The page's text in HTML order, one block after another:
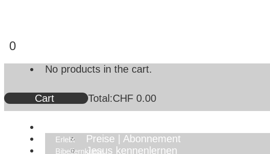
0
No products in the cart.
Cart Total:CHF 0.00
Preise | Abonnement
Erlebt
Jesus kennenlernen
Bibelfernkurse